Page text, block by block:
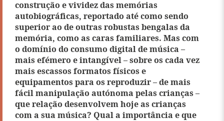
construção e vividez das memórias
autobiográficas, reportado até como sendo
superior ao de outras robustas bengalas da
memória, como as caras familiares. Mas com
o domínio do consumo digital de música –
mais efémero e intangível – sobre os cada vez
mais escassos formatos físicos e
equipamentos para os reproduzir – de mais
fácil manipulação autónoma pelas crianças –
que relação desenvolvem hoje as crianças
com a sua música? Qual a importância e que